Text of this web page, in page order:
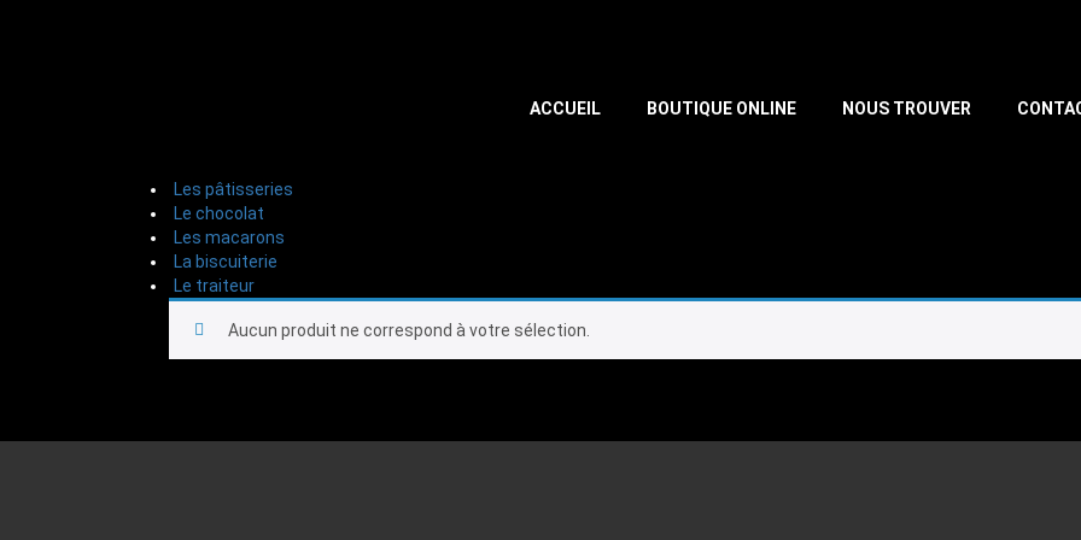
ACCUEIL BOUTIQUE ONLINE NOUS TROUVER
Les pâtisseries
Le chocolat
Les macarons
La biscuiterie
Le traiteur
Aucun produit ne correspond à votre sélection.